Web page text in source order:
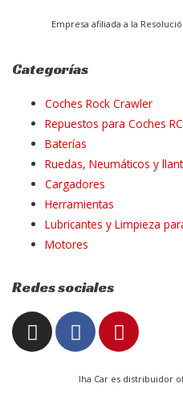
Empresa afiliada a la
Categorías
Coches Rock Crawler
Repuestos para Coches
Baterías
Ruedas, Neumáticos y
Cargadores
Herramientas
Lubricantes y Limpieza
Motores
Redes sociales
I
n
s
F
a
c
e
P
i
n
t
Iha Car es distribuidor